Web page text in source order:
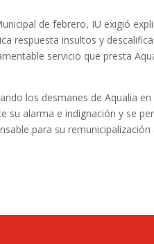
de febrero, IU exigió
respuesta insultos y
servicio que presta
los desmanes de Aqualia
su alarma e indignación y se
para su